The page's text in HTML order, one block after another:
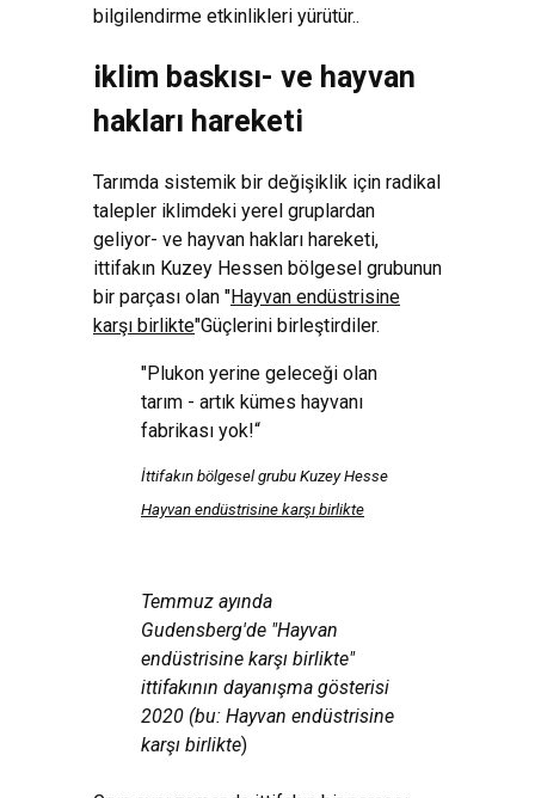
bilgilendirme etkinlikleri yürütür..
i̇klim baskısı- ve hayvan
hakları hareketi
Tarımda sistemik bir değişiklik için radikal
talepler iklimdeki yerel gruplardan
geliyor- ve hayvan hakları hareketi,
ittifakın Kuzey Hessen bölgesel grubunun
bir parçası olan "Hayvan endüstrisine
karşı birlikte"Güçlerini birleştirdiler.
"Plukon yerine geleceği olan
tarım - artık kümes hayvanı
fabrikası yok!“
İttifakın bölgesel grubu Kuzey Hesse
Hayvan endüstrisine karşı birlikte
Temmuz ayında
Gudensberg'de "Hayvan
endüstrisine karşı birlikte"
ittifakının dayanışma gösterisi
2020 (bu: Hayvan endüstrisine
karşı birlikte)